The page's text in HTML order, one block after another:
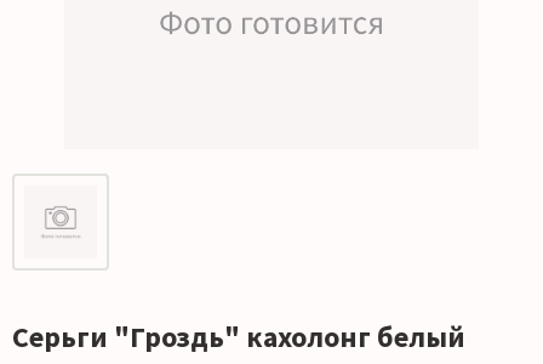
Серьги "Гроздь" кахолонг белый